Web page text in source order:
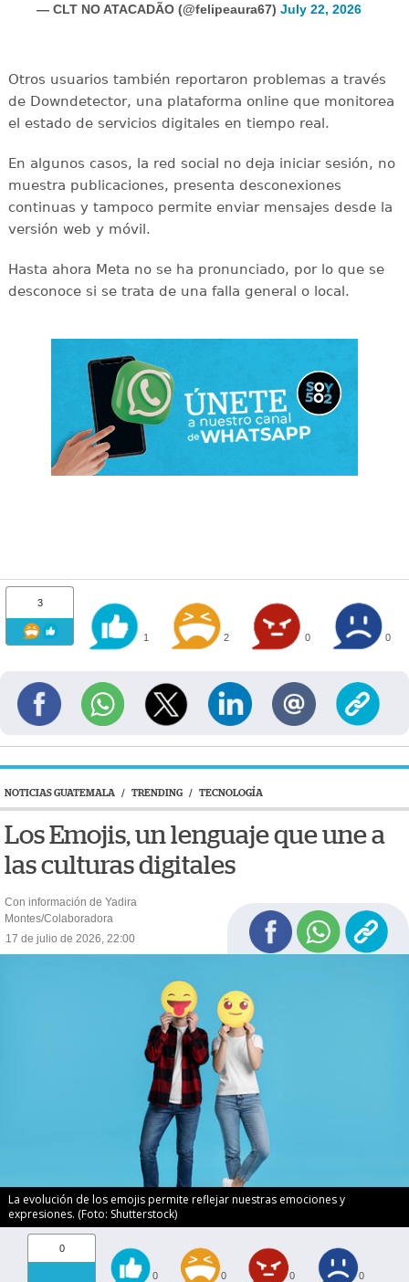
— CLT NO ATACADÃO (@felipeaura67) July 22, 2026
Otros usuarios también reportaron problemas a través
de Downdetector, una plataforma online que monitorea
el estado de servicios digitales en tiempo real.
En algunos casos, la red social no deja iniciar sesión, no
muestra publicaciones, presenta desconexiones
continuas y tampoco permite enviar mensajes desde la
versión web y móvil.
Hasta ahora Meta no se ha pronunciado, por lo que se
desconoce si se trata de una falla general o local.
3
1 2 0 0
NOTICIAS GUATEMALA / TRENDING / TECNOLOGÍA
Los Emojis, un lenguaje que une a
las culturas digitales
Con información de Yadira
Montes/Colaboradora
17 de julio de 2026, 22:00
La evolución de los emojis permite reflejar nuestras emociones y
expresiones. (Foto: Shutterstock)
0
0 0 0 0